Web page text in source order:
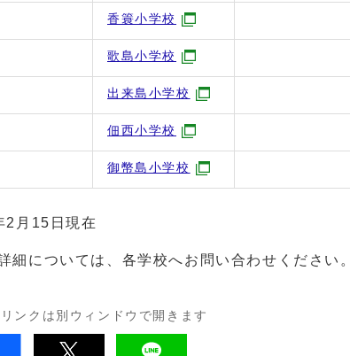
香簑小学校
歌島小学校
出来島小学校
佃西小学校
御幣島小学校
2月15日現在
細については、各学校へお問い合わせください。
ンクは別ウィンドウで開きます